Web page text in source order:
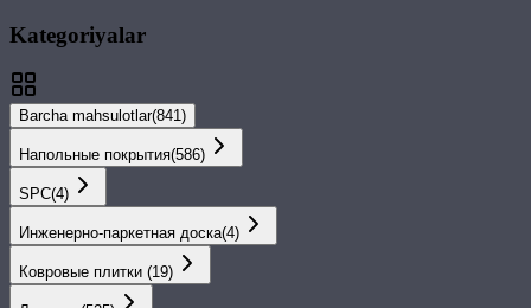
Kategoriyalar
Barcha mahsulotlar(841)
Напольные покрытия(586)
SPС(4)
Инженерно-паркетная доска(4)
Ковровые плитки (19)